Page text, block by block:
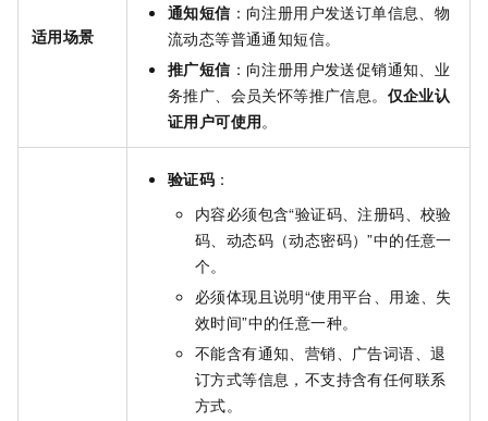
适用场景
通知短信：向注册用户发送订单信息、物
流动态等普通通知短信。
推广短信：向注册用户发送促销通知、业
务推广、会员关怀等推广信息。 仅企业认
证用户可使用。
验证码 ：
内容必须包含“验证码、注册码、校验
码、动态码（动态密码）”中的任意一
个。
必须体现且说明“使用平台、用途、失
效时间”中的任意一种。
不能含有通知、营销、广告词语、退
订方式等信息，不支持含有任何联系
方式。